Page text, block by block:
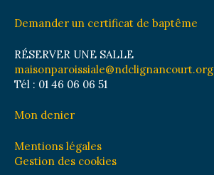
Demander un certificat de baptême
RÉSERVER UNE SALLE
maisonparoissiale@ndclignancourt.org
Tél : 01 46 06 06 51
Mon denier
Mentions légales
Gestion des cookies